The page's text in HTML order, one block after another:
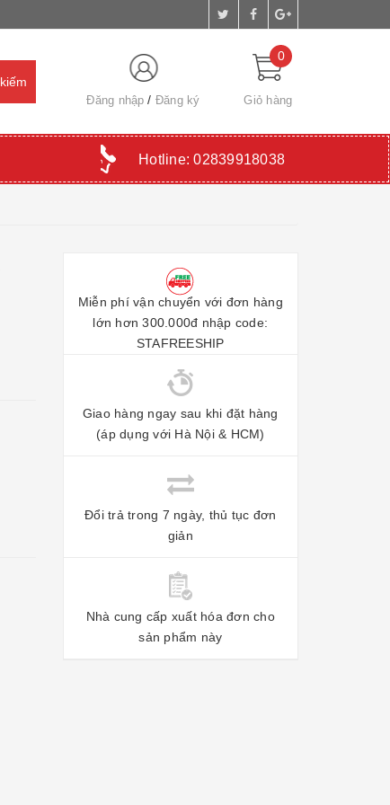
Đăng nhập Đăng ký
0
Giỏ hàng
Hotline:02839918038
Miễn phí vận chuyển với đơn hàng
lớn hơn 300.000đ nhập code:
STAFREESHIP
Giao hàng ngay sau khi đặt hàng
(áp dụng với Hà Nội & HCM)
Đổi trả trong 7 ngày, thủ tục đơn
giản
Nhà cung cấp xuất hóa đơn cho
sản phẩm này